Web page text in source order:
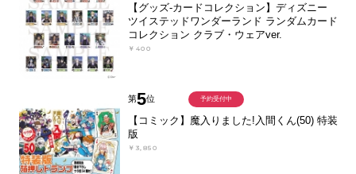
【グッズ-カードコレクション】ディズニー
ツイステッドワンダーランド ランダムカード
コレクション クラブ・ウェアver.
￥400
第5位
【コミック】魔入りました!入間くん(50) 特装
版
￥3,850
予約受付中